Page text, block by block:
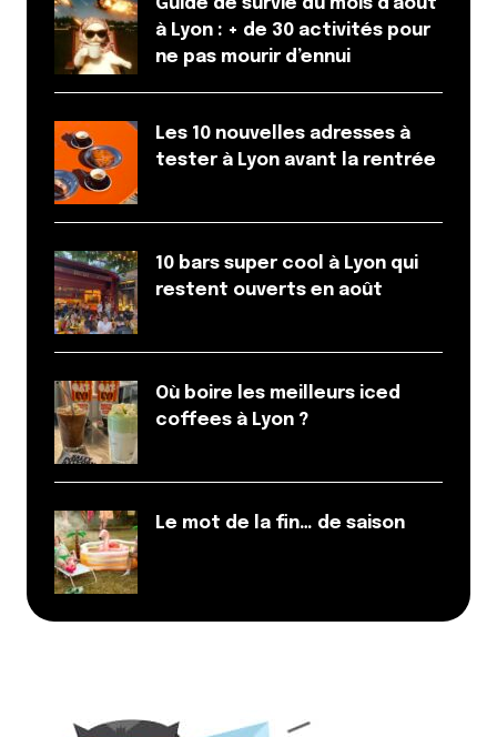
Guide de survie du mois d’août
à Lyon : + de 30 activités pour
ne pas mourir d’ennui
Les 10 nouvelles adresses à
tester à Lyon avant la rentrée
10 bars super cool à Lyon qui
restent ouverts en août
Où boire les meilleurs iced
coffees à Lyon ?
Le mot de la fin… de saison